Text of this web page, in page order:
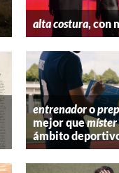
alta costura, con
entrenadoro
mejor quemíster
ámbito